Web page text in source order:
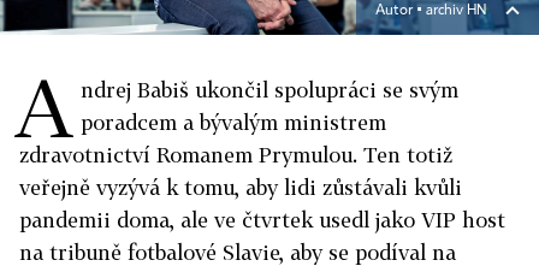
Autor ▪ archiv HN
A ndrej Babiš ukončil spolupráci se svým
poradcem a bývalým ministrem
zdravotnictví Romanem Prymulou. Ten totiž
veřejně vyzývá k tomu, aby lidi zůstávali kvůli
pandemii doma, ale ve čtvrtek usedl jako VIP host
na tribuně fotbalové Slavie, aby se podíval na